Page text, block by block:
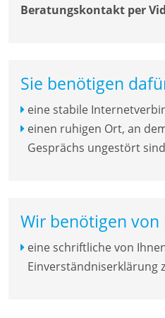
Beratungskontakt per
Sie benötigen
eine stabile
einen ruhigen Ort, an
Gesprächs ungestört sind
Wir benötigen von
eine schriftliche von
Einverständniserklärung